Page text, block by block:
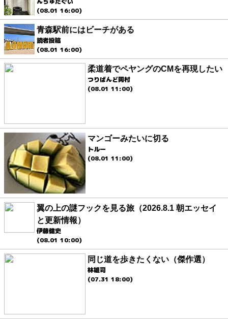
(08.01 16:00)
青森駅前にはビーチがある
読者投稿
(08.01 16:00)
柔道着でペヤングのCMを再現したい
つりばんど岡村
(08.01 11:00)
マンゴーみたいに切る
トルー
(08.01 11:00)
翼の上の謎フックを見る旅（2026.8.1 朝エッセイ
と更新情報）
伊藤健史
(08.01 10:00)
同じ道を歩きたくない（傑作選）
林雄司
(07.31 18:00)